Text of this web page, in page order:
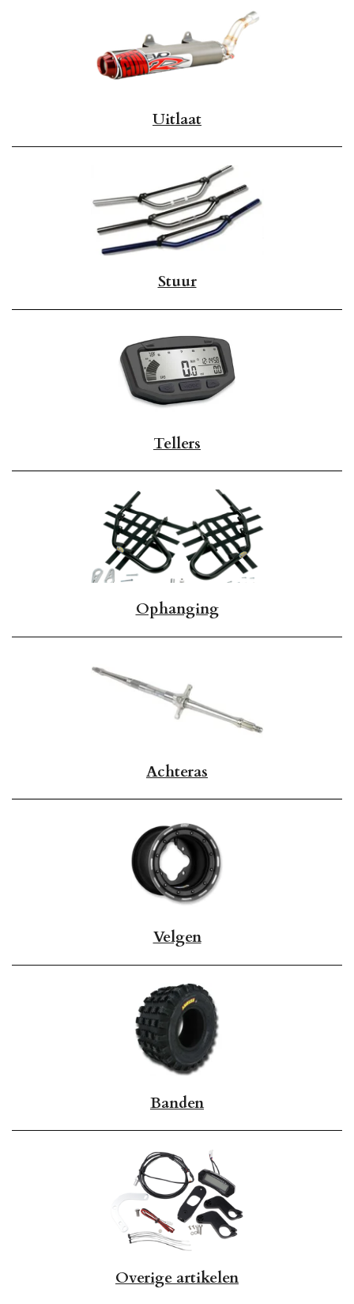
Uitlaat
Stuur
Tellers
Ophanging
Achteras
Velgen
Banden
Overige artikelen